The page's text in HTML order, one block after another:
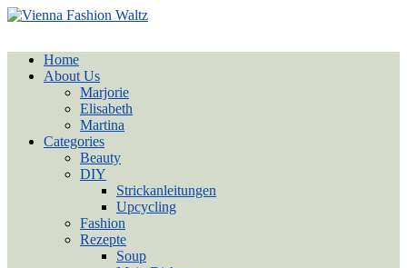
Home
About Us
Marjorie
Elisabeth
Martina
Categories
Beauty
DIY
Strickanleitungen
Upcycling
Fashion
Rezepte
Soup